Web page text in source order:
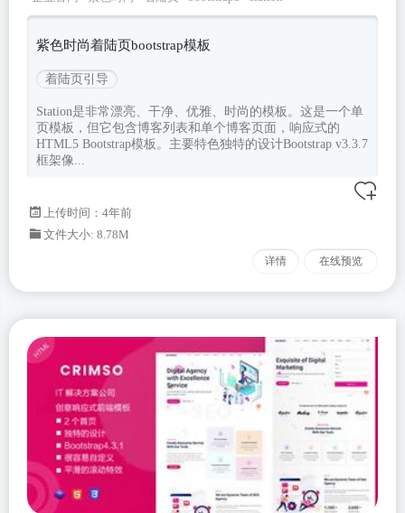
紫色时尚着陆页bootstrap模板
着陆页引导
Station是非常漂亮、干净、优雅、时尚的模板。这是一个单
页模板，但它包含博客列表和单个博客页面，响应式的
HTML5 Bootstrap模板。主要特色独特的设计Bootstrap v3.3.7
框架像...
上传时间：4年前
文件大小: 8.78M
详情 在线预览